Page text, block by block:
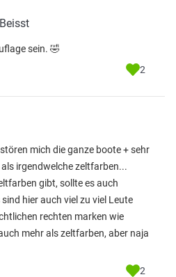
sein. 🤣
2
mich die ganze boote + sehr
irgendwelche zeltfarben...
gibt, sollte es auch
hier auch viel zu viel Leute
rechten marken wie
mehr als zeltfarben, aber naja
2